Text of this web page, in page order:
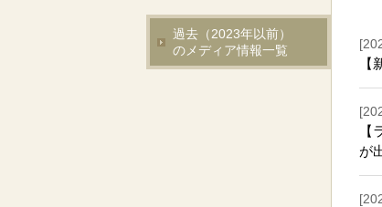
過去（2023年以前）
のメディア情報一覧
が